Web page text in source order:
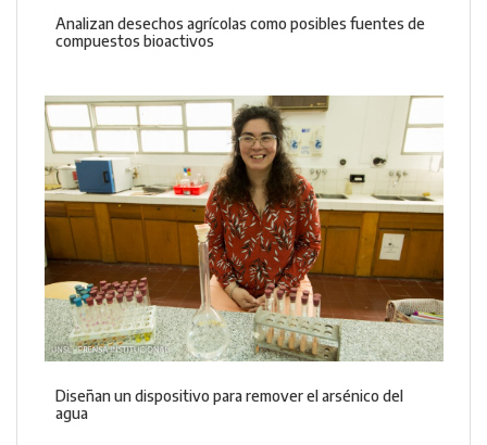
Analizan desechos agrícolas como posibles fuentes de
compuestos bioactivos
Diseñan un dispositivo para remover el arsénico del
agua